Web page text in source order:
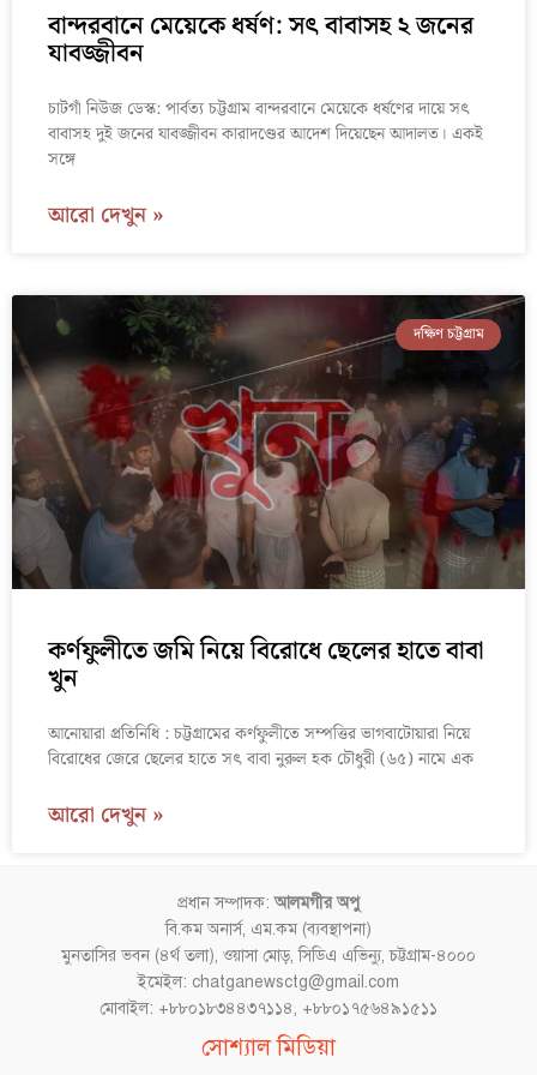
বান্দরবানে মেয়েকে ধর্ষণ: সৎ বাবাসহ ২ জনের
যাবজ্জীবন
চাটগাঁ নিউজ ডেস্ক: পার্বত্য চট্টগ্রাম বান্দরবানে মেয়েকে ধর্ষণের দায়ে সৎ
বাবাসহ দুই জনের যাবজ্জীবন কারাদণ্ডের আদেশ দিয়েছেন আদালত। একই
সঙ্গে
আরো দেখুন »
দক্ষিণ চট্টগ্রাম
কর্ণফুলীতে জমি নিয়ে বিরোধে ছেলের হাতে বাবা
খুন
আনোয়ারা প্রতিনিধি : চট্টগ্রামের কর্ণফুলীতে সম্পত্তির ভাগবাটোয়ারা নিয়ে
বিরোধের জেরে ছেলের হাতে সৎ বাবা নুরুল হক চৌধুরী (৬৫) নামে এক
আরো দেখুন »
প্রধান সম্পাদক:আলমগীর অপু
বি.কম অনার্স, এম.কম (ব্যবস্থাপনা)
মুনতাসির ভবন (৪র্থ তলা), ওয়াসা মোড়, সিডিএ এভিন্যু, চট্টগ্রাম-৪০০০
ইমেইল: chatganewsctg@gmail.com
মোবাইল: +৮৮০১৮৩৪৪৩৭১১৪, +৮৮০১৭৫৬৪৯১৫১১
সোশ্যাল মিডিয়া
Facebook
YouTube
Instagram
TikTok